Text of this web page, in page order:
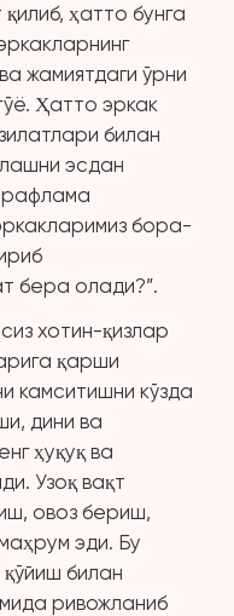
ҳатто бунга
жамиятдаги ўрни
Ҳатто эркак
билан
эсдан
бора-
бера олади?”.
хотин-қизлар
қарши
камситишни кўзда
дини ва
ҳуқуқ ва
Узоқ вақт
овоз бериш,
эди. Бу
билан
ривожланиб